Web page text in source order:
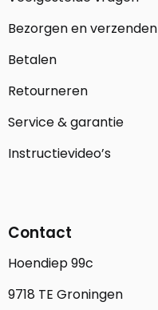
Bezorgen en verzenden
Betalen
Retourneren
Service & garantie
Instructievideo’s
Contact
Hoendiep 99c
9718 TE Groningen